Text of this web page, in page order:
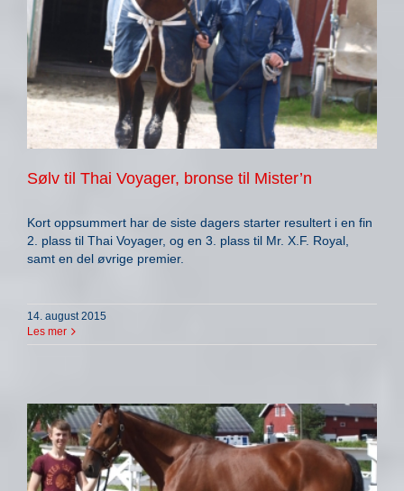
Sølv til Thai Voyager, bronse til Mister’n
Kort oppsummert har de siste dagers starter resultert i en fin
2. plass til Thai Voyager, og en 3. plass til Mr. X.F. Royal,
samt en del øvrige premier.
14. august 2015
Les mer